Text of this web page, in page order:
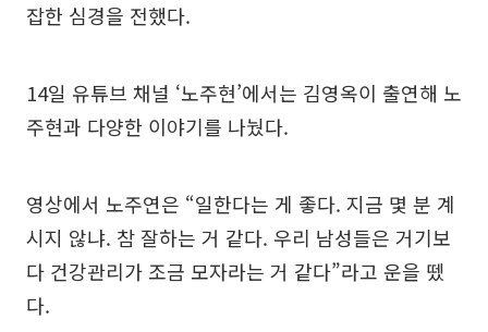
잡한 심경을 전했다.
14일 유튜브 채널 ‘노주현’에서는 김영옥이 출연해 노
주현과 다양한 이야기를 나눴다.
영상에서 노주연은 “일한다는 게 좋다. 지금 몇 분 계
시지 않냐. 참 잘하는 거 같다. 우리 남성들은 거기보
다 건강관리가 조금 모자라는 거 같다”라고 운을 뗐
다.